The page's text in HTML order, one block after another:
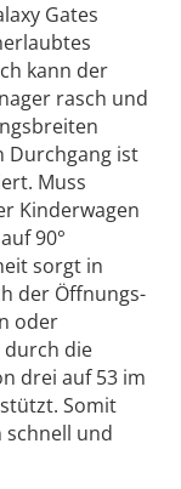
Gates
kann der
rasch und
Durchgang ist
Muss
Kinderwagen
90°
sorgt in
der Öffnungs-
oder
durch die
drei auf 53 im
Somit
schnell und